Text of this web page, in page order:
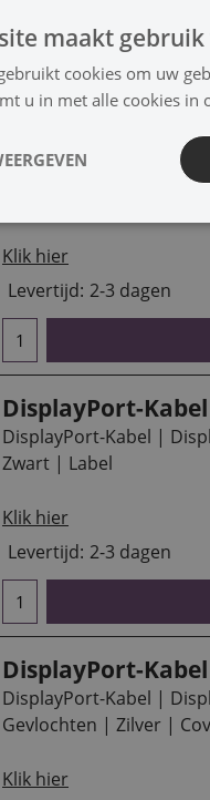
Levertijd: 2-3 dagen
DisplayPort-
DisplayPort-Kabel |
Klik hier
Levertijd: 2-3 dagen
DisplayPort-
DisplayPort-Kabel |
Zwart | Label
Klik hier
Levertijd: 2-3 dagen
DisplayPort-
DisplayPort-Kabel |
Gevlochten | Zilver |
Klik hier
maakt
cookies om uw
u in met alle cookies in